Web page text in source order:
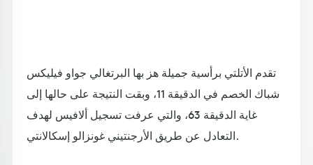
تقدم الأتلتي برأسية جميلة هز بها البرتغالي جواو فيليكس
شباك الخصم في الدقيقة 11، وبقت النتيجة على حالها إلى
غاية الدقيقة 63، والتي عرفت تسجيل ألافيس لهدف
التعادل عن طريق الأرجنتيني غونزالو إسكالانتي.